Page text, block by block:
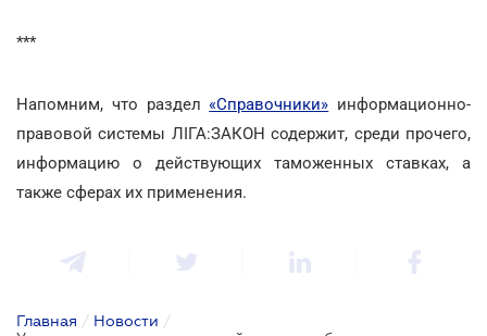
***
Напомним, что раздел «Справочники» информационно-
правовой системы ЛІГА:ЗАКОН содержит, среди прочего,
информацию о действующих таможенных ставках, а
также сферах их применения.
Главная / Новости /